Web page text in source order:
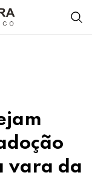
vara da